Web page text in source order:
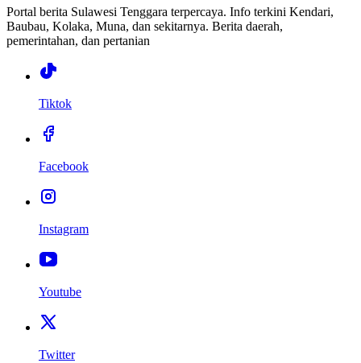
Portal berita Sulawesi Tenggara terpercaya. Info terkini Kendari,
Baubau, Kolaka, Muna, dan sekitarnya. Berita daerah,
pemerintahan, dan pertanian
Tiktok
Facebook
Instagram
Youtube
Twitter